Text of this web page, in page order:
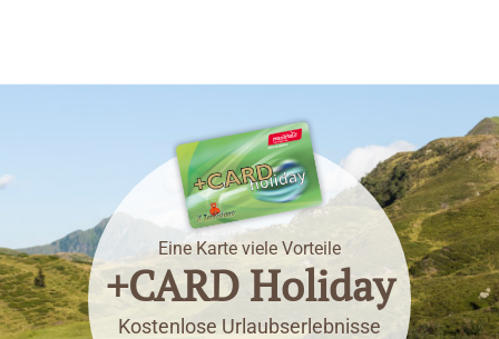
Eine Karte viele Vorteile
+CARD Holiday
Kostenlose Urlaubserlebnisse